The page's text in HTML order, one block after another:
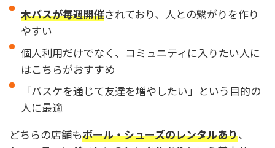
木バスが毎週開催されており、人との繋がりを作り
やすい
個人利用だけでなく、コミュニティに入りたい人に
はこちらがおすすめ
「バスケを通じて友達を増やしたい」という目的の
人に最適
どちらの店舗もボール・シューズのレンタルあり、